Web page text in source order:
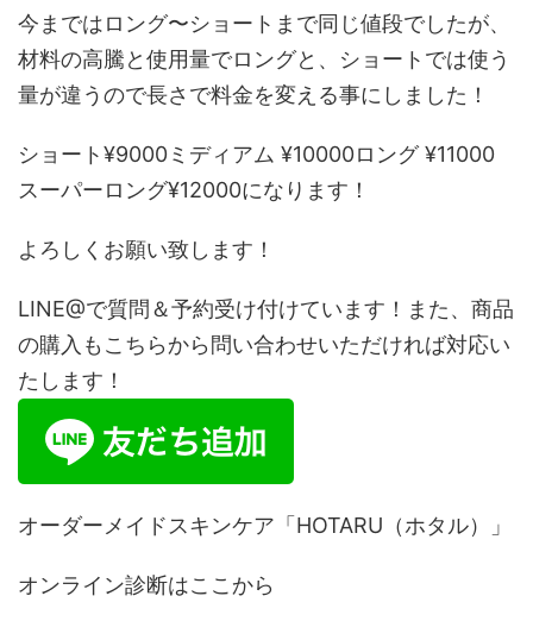
今まではロング〜ショートまで同じ値段でしたが、
材料の高騰と使用量でロングと、ショートでは使う
量が違うので長さで料金を変える事にしました！
ショート¥9000ミディアム ¥10000ロング ¥11000
スーパーロング¥12000になります！
よろしくお願い致します！
LINE@で質問＆予約受け付けています！また、商品
の購入もこちらから問い合わせいただければ対応い
たします！
オーダーメイドスキンケア「HOTARU（ホタル）」
オンライン診断はここから